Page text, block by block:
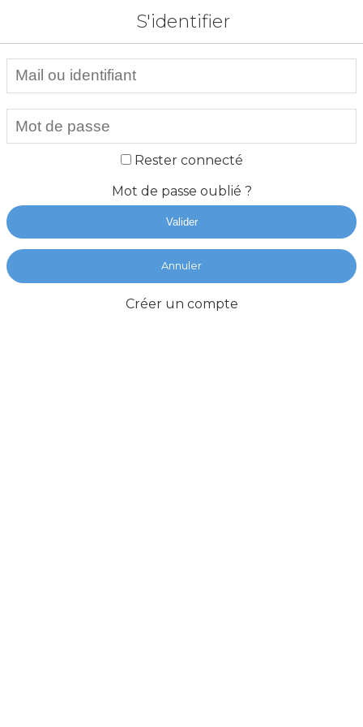
S'identifier
Rester connecté
Mot de passe oublié ?
Valider
Annuler
Créer un compte